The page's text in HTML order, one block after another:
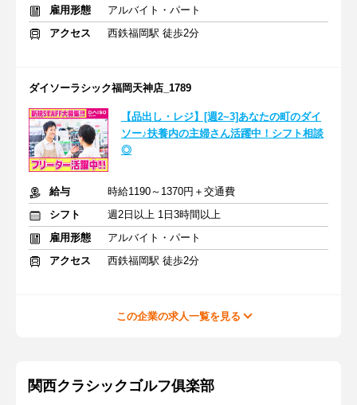
雇用形態
アルバイト・パート
アクセス
西鉄福岡駅 徒歩2分
ダイソーラシック福岡天神店_1789
【品出し・レジ】[週2~3]あなたの町のダイ
ソー♪扶養内の主婦さん活躍中！シフト相談
◎
給与
時給1190～1370円＋交通費
シフト
週2日以上 1日3時間以上
雇用形態
アルバイト・パート
アクセス
西鉄福岡駅 徒歩2分
この企業の求人一覧を見る
関西クラシックゴルフ俱楽部